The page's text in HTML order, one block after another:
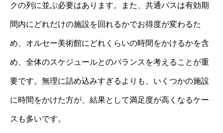
クの列に並ぶ必要はあります。また、共通パスは有効期
間内にどれだけの施設を回れるかでお得度が変わるた
め、オルセー美術館にどれくらいの時間をかけるかを含
め、全体のスケジュールとのバランスを考えることが重
要です。無理に詰め込みすぎるよりも、いくつかの施設
に時間をかけた方が、結果として満足度が高くなるケー
スも多いです。